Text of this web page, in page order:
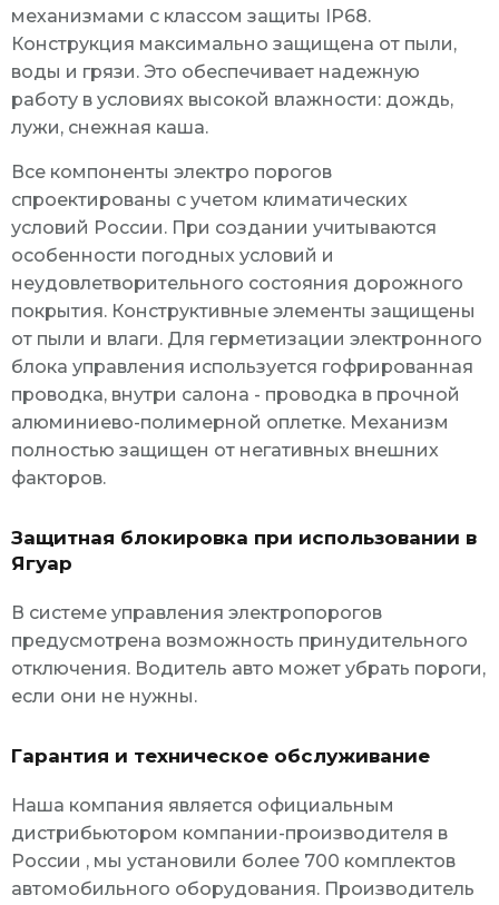
механизмами с классом защиты IP68.
Конструкция максимально защищена от пыли,
воды и грязи. Это обеспечивает надежную
работу в условиях высокой влажности: дождь,
лужи, снежная каша.
Все компоненты электро порогов
спроектированы с учетом климатических
условий России. При создании учитываются
особенности погодных условий и
неудовлетворительного состояния дорожного
покрытия. Конструктивные элементы защищены
от пыли и влаги. Для герметизации электронного
блока управления используется гофрированная
проводка, внутри салона - проводка в прочной
алюминиево-полимерной оплетке. Механизм
полностью защищен от негативных внешних
факторов.
Защитная блокировка при использовании в
Ягуар
В системе управления электропорогов
предусмотрена возможность принудительного
отключения. Водитель авто может убрать пороги,
если они не нужны.
Гарантия и техническое обслуживание
Наша компания является официальным
дистрибьютором компании-производителя в
России , мы установили более 700 комплектов
автомобильного оборудования. Производитель